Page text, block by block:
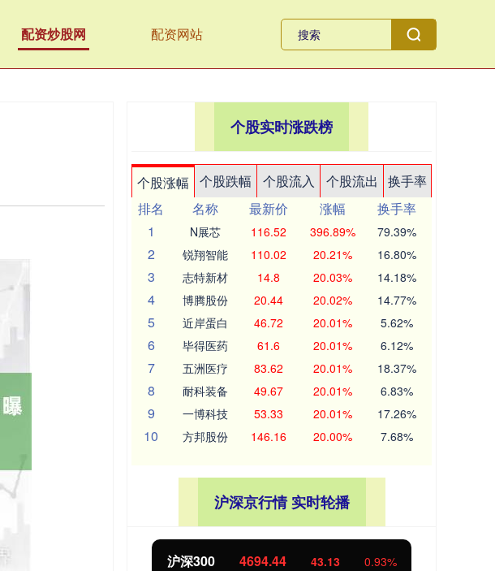
配资炒股网 配资网站
个股实时涨跌榜
个股涨幅 个股跌幅 个股流入 个股流出
换手率
排名
名称 最新价 涨幅
换手率
1
N展芯 116.52 396.89% 79.39%
2 锐翔智能 110.02 20.21% 16.80%
3 志特新材 14.8 20.03% 14.18%
4 博腾股份 20.44 20.02% 14.77%
5 近岸蛋白 46.72 20.01% 5.62%
6 毕得医药 61.6 20.01% 6.12%
7 五洲医疗 83.62 20.01% 18.37%
8 耐科装备 49.67 20.01% 6.83%
9 一博科技 53.33 20.01% 17.26%
10 方邦股份 146.16 20.00% 7.68%
沪深京行情 实时轮播
北证50 1134.24 11.37 1.01%